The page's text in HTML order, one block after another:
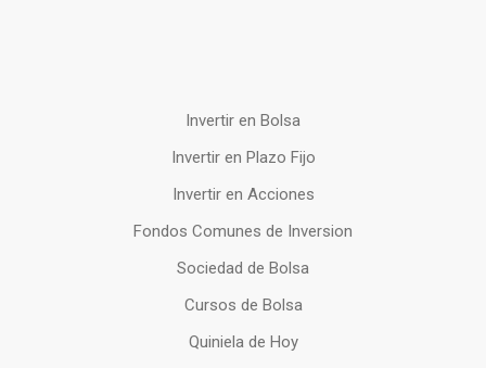
Invertir en Bolsa
Invertir en Plazo Fijo
Invertir en Acciones
Fondos Comunes de Inversion
Sociedad de Bolsa
Cursos de Bolsa
Quiniela de Hoy